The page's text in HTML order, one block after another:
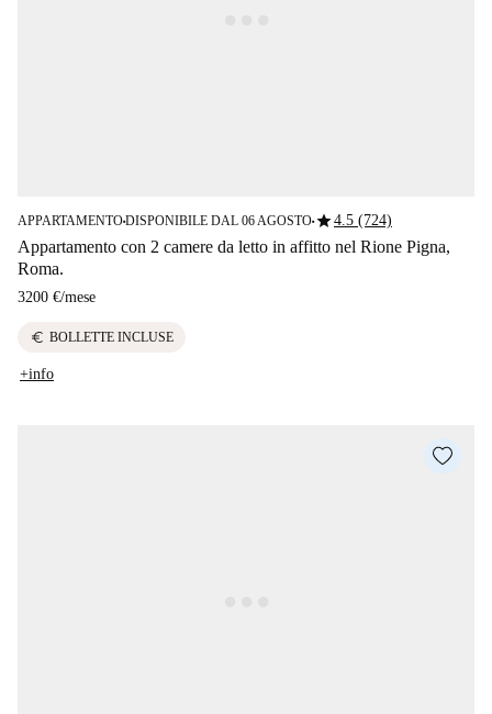
APPARTAMENTO■DISPONIBILE DAL 06 AGOSTO■star4.5 (724)
Appartamento con 2 camere da letto in affitto nel Rione Pigna,
Roma.
3200 €/mese
euro BOLLETTE INCLUSE
+info